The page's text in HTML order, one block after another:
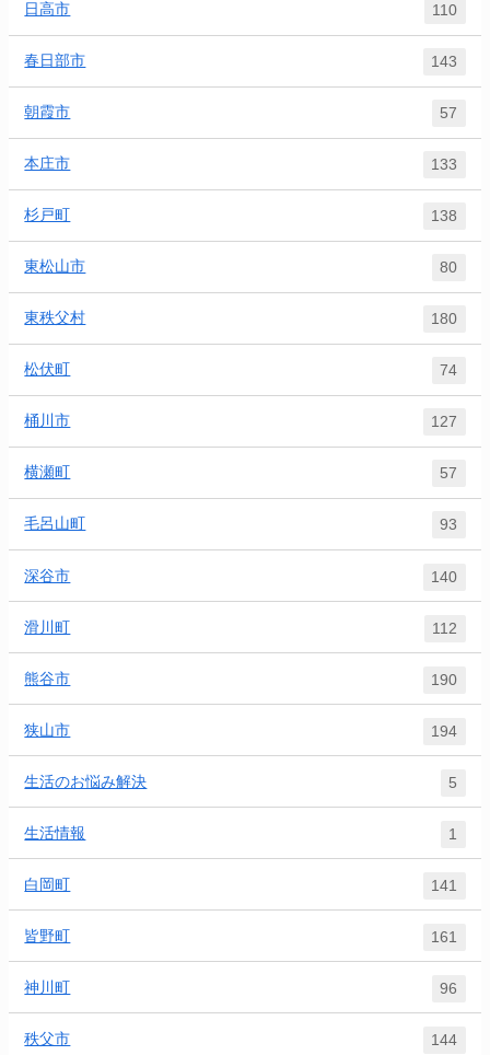
日高市 110
春日部市 143
朝霞市 57
本庄市 133
杉戸町 138
東松山市 80
東秩父村 180
松伏町 74
桶川市 127
横瀬町 57
毛呂山町 93
深谷市 140
滑川町 112
熊谷市 190
狭山市 194
生活のお悩み解決 5
生活情報 1
白岡町 141
皆野町 161
神川町 96
秩父市 144